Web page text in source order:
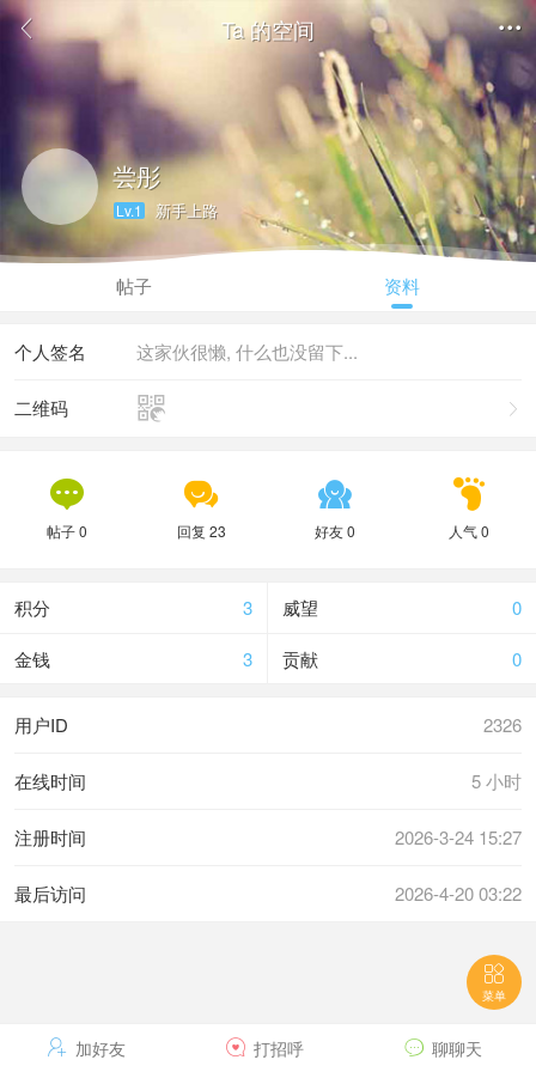
 Ta 的空间 
尝彤
Lv.1 新手上路
帖子 资料
这家伙很懒, 什么也没留下...
个人签名


二维码

帖子 0

回复 23

好友 0

人气 0
3
积分 0
威望
3
金钱 0
贡献
2326
用户ID
5 小时
在线时间
2026-3-24 15:27
注册时间
2026-4-20 03:22
最后访问
 加好友  打招呼  聊聊天

菜单